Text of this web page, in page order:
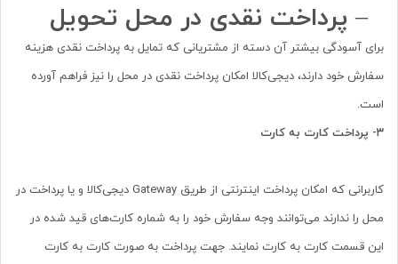
– پرداخت نقدی در محل تحویل
برای آسودگی بیشتر آن دسته از مشتریانی که تمایل به پرداخت نقدی هزینه
سفارش خود دارند، دیجی‏‌کالا امکان پرداخت نقدی در محل را نیز فراهم آورده
است.
۳- پرداخت کارت به کارت
کاربرانی که امکان پرداخت اینترنتی از طریق Gateway دیجی‌کالا و یا پرداخت در
محل را ندارند می‌توانند وجه سفارش خود را به شماره کارت‌های قید شده در
این قسمت کارت به کارت نمایند. جهت پرداخت به صورت کارت به کارت